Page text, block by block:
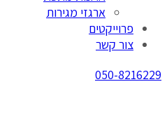
ארגזי מגירות
פרוייקטים
צור קשר
050-8216229